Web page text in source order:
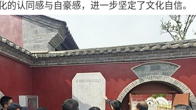
认同感与自豪感，进一步坚定了文化自信。